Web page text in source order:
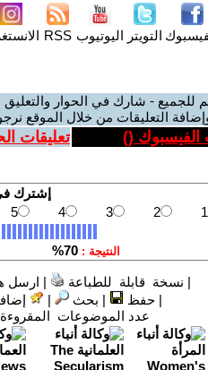
التويتر اليوتيوب RSS
للجميع - شارك في الحوار
التعليقات من خلال الموقع
الفيسبوك () تعليقات
| نسخة قابلة للطباعة | ارسل
|حفظ | بحث |
عدد الموضوعات المقروءة